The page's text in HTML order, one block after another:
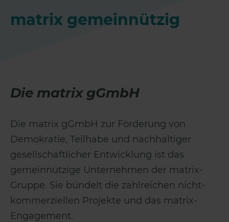
matrix gemeinnützig
Die matrix gGmbH
Die matrix gGmbH zur Förderung von
Demokratie, Teilhabe und nachhaltiger
gesellschaftlicher Entwicklung ist das
gemeinnützige Unternehmen der matrix-
Gruppe. Sie bündelt die zahlreichen nicht-
kommerziellen Projekte und das matrix-
Engagement.